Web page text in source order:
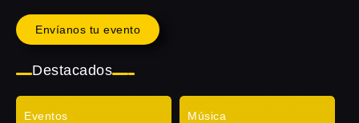
Envíanos tu evento
Destacados
Eventos Música